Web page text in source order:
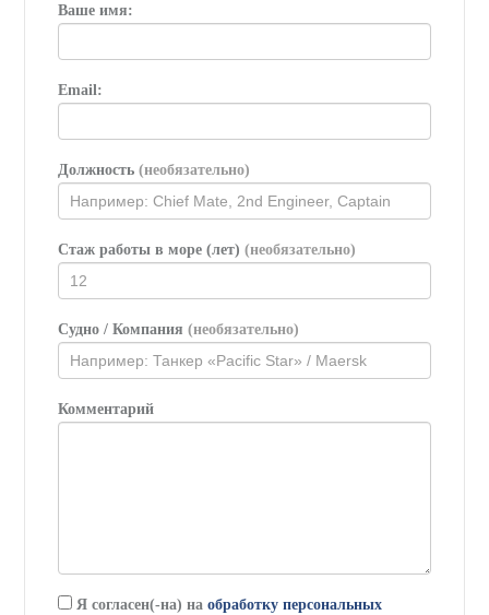
Ваше имя:
Email:
Должность(необязательно)
Стаж работы в море (лет)(необязательно)
Судно / Компания(необязательно)
Комментарий
Я согласен(-на) наобработку персональных